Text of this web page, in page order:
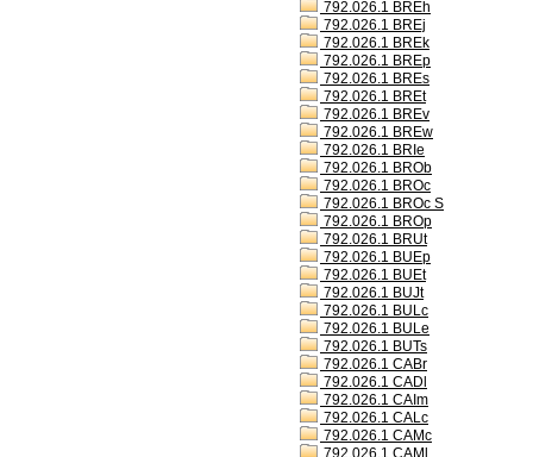
792.026.1 BREh
792.026.1 BREj
792.026.1 BREk
792.026.1 BREp
792.026.1 BREs
792.026.1 BREt
792.026.1 BREv
792.026.1 BREw
792.026.1 BRIe
792.026.1 BROb
792.026.1 BROc
792.026.1 BROc S
792.026.1 BROp
792.026.1 BRUt
792.026.1 BUEp
792.026.1 BUEt
792.026.1 BUJt
792.026.1 BULc
792.026.1 BULe
792.026.1 BUTs
792.026.1 CABr
792.026.1 CADl
792.026.1 CAIm
792.026.1 CALc
792.026.1 CAMc
792.026.1 CAMl